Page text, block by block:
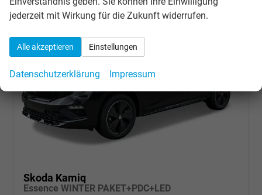
Skoda Kamiq
Essence WINTER PAKET+PDC+LED
jederzeit mit Wirkung für die Zukunft widerrufen.
Alle akzeptieren Einstellungen
Datenschutzerklärung Impressum